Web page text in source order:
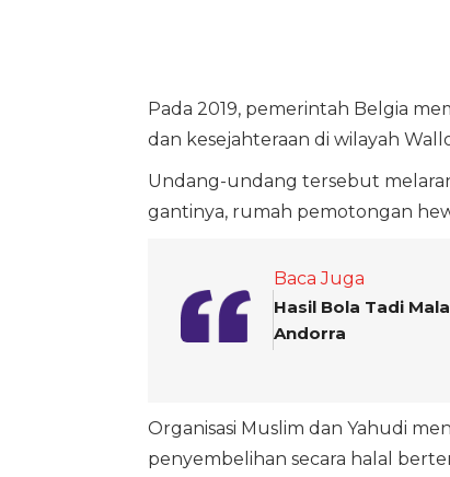
Pada 2019, pemerintah Belgia
dan kesejahteraan di wilayah
Undang-undang tersebut
gantinya, rumah pemotongan
Baca Juga
Hasil Bola Tadi
Andorra
Organisasi Muslim dan Yahudi
penyembelihan secara halal